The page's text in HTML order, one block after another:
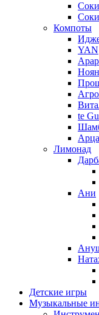
Компоты
YAN
Ноян
te
Лимонад
Ани
Детские игры
Музыкальные